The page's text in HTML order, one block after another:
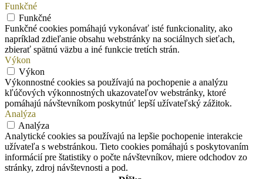
Funkčné
Funkčné
Funkčné cookies pomáhajú vykonávať isté funkcionality, ako
napríklad zdieľanie obsahu webstránky na sociálnych sieťach,
zbierať spätnú väzbu a iné funkcie tretích strán.
Výkon
Výkon
Výkonnostné cookies sa používajú na pochopenie a analýzu
kľúčových výkonnostných ukazovateľov webstránky, ktoré
pomáhajú návštevníkom poskytnúť lepší užívateľský zážitok.
Analýza
Analýza
Analytické cookies sa používajú na lepšie pochopenie interakcie
užívateľa s webstránkou. Tieto cookies pomáhajú s poskytovaním
informácií pre štatistiky o počte návštevníkov, miere odchodov zo
stránky, zdroj návštevnosti a pod.